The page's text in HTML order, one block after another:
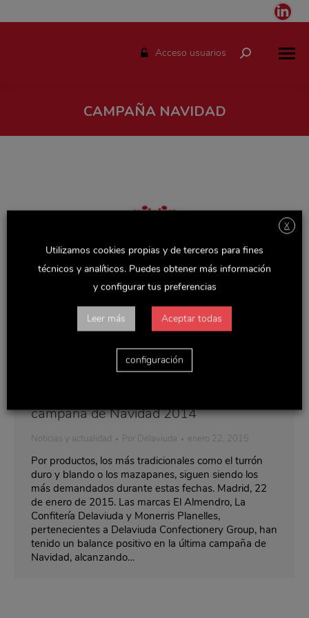
Acceso usuarios Buscar:
CAMPAÑA NAVIDAD
campaña de Navidad 2014
Noticias y actualidad Por Delaviuda enero 22, 2015
Por productos, los más tradicionales como el turrón
duro y blando o los mazapanes, siguen siendo los
más demandados durante estas fechas. Madrid, 22
de enero de 2015. Las marcas El Almendro, La
Confitería Delaviuda y Monerris Planelles,
pertenecientes a Delaviuda Confectionery Group, han
tenido un balance positivo en la última campaña de
Navidad, alcanzando…
X
Utilizamos cookies propias y de terceros para fines
técnicos y analíticos. Puedes obtener más información
y configurar tus preferencias
Leer más Aceptar todas
configuración